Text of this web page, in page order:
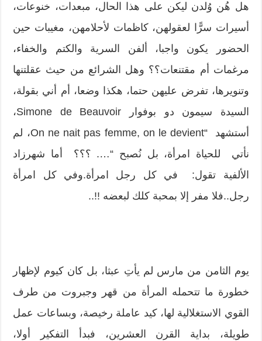
هل هُن وُلدن ليكن على هذا الحال، مبعدات، خنوعات،
أسيرات سرًّا لعقولهن، كاظمات لأحلامهن، مغيبات حين
الحضور يكون واجبا، ألفن السرية والكتم والخفاء،
مرغمات أم مقتنعات؟؟ وهل الشرائع من حيث عقلتنها
وتنويرها، تفرض عليهن حتما، هكذا وضعا، أم أني بقولة،
السيدة سيمون دو بوفوار Simone de Beauvoir،
أستشهد “On ne nait pas femme, on le devient، لم
نأتي للحياة امرأة، بل نُصبح “…. ؟؟؟ أما شهرزاد
الألفية تقول: في كل رجل امرأة.وفي كل امرأة
رجل..فلا مفر إلا بمحبة كلك لبعضه !!..
يوم الثامن من مارس لم يأتِ عبثا، بل كان كيوم لإظهار
خطورة ما تتحمله المرأة من قهر وجبروت من طرف
القوي الاستغلالية لها، كيد عاملة رخيصة، وبساعات عمل
طويلة، بداية القرن العشرين، فبدأ التفكير أولا،